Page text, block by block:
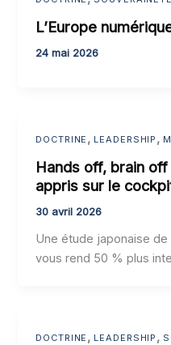
L’Europe
24 mai 2026
DOCTRINE , LEADERSHIP ,
Hands off, brain off
appris sur le
30 avril 2026
Une étude japonaise
vous rend 50 % plus
DOCTRINE , LEADERSHIP ,